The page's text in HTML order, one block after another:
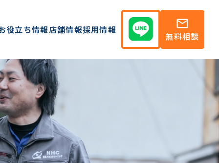
役立ち情報店舗情報採用情報 mail
無料相談